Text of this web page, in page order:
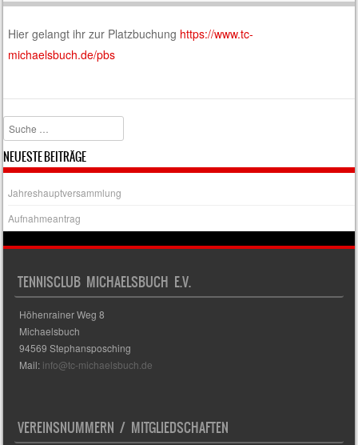
Hier gelangt ihr zur Platzbuchung https://www.tc-
michaelsbuch.de/pbs
Search
NEUESTE BEITRÄGE
Jahreshauptversammlung
Aufnahmeantrag
TENNISCLUB MICHAELSBUCH E.V.
Höhenrainer Weg 8
Michaelsbuch
94569 Stephansposching
Mail: info@tc-michaelsbuch.de
VEREINSNUMMERN / MITGLIEDSCHAFTEN